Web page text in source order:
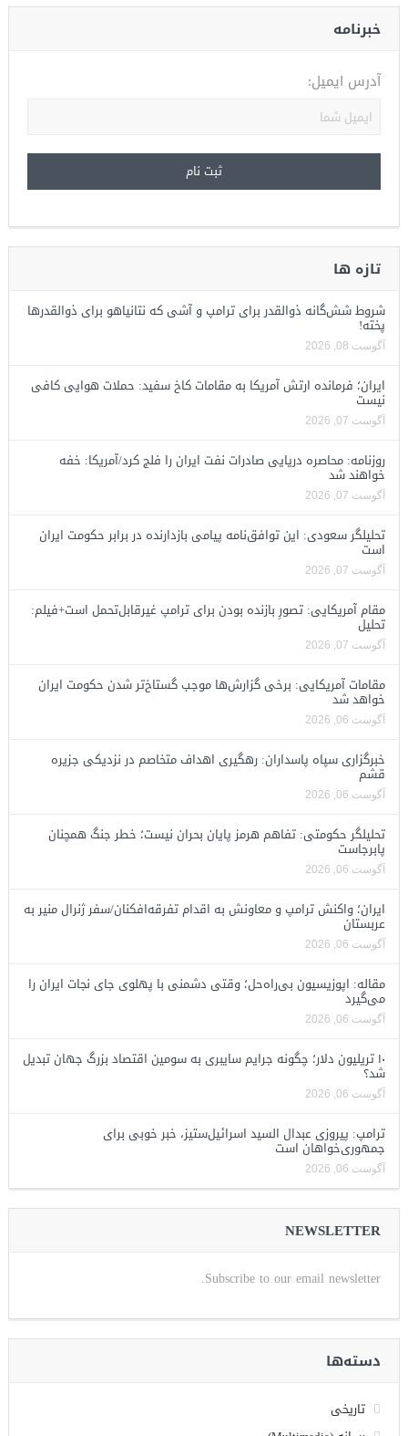
خبرنامه
آدرس ایمیل:
تازه ها
شروط شش‌گانه ذوالقدر برای ترامپ و آشی که نتانیاهو برای ذوالقدرها
پخته!
آگوست 08, 2026
ایران؛ فرمانده ارتش آمریکا به مقامات کاخ سفید: حملات هوایی کافی
نیست
آگوست 07, 2026
روزنامه: محاصره دریایی صادرات نفت ایران را فلج کرد/آمریکا: خفه
خواهند شد
آگوست 07, 2026
تحلیلگر سعودی: این توافق‌نامه پیامی بازدارنده در برابر حکومت ایران
است
آگوست 07, 2026
مقام آمریکایی: تصورِ بازنده بودن برای ترامپ غیرقابل‌تحمل است+فیلم:
تحلیل
آگوست 07, 2026
مقامات آمریکایی: برخی گزارش‌ها موجب گستاخ‌تر شدن حکومت ایران
خواهد شد
آگوست 06, 2026
خبرگزاری سپاه پاسداران: رهگیری اهداف متخاصم در نزدیکی جزیره
قشم
آگوست 06, 2026
تحلیلگر حکومتی: تفاهم هرمز پایان بحران نیست؛ خطر جنگ همچنان
پابرجاست
آگوست 06, 2026
ایران؛ واکنش ترامپ و معاونش به اقدام تفرقه‌افکنان/سفر ژنرال منیر به
عربستان
آگوست 06, 2026
مقاله: اپوزیسیون بی‌راه‌حل؛ وقتی دشمنی با پهلوی جای نجات ایران را
می‌گیرد
آگوست 06, 2026
۱۰ تریلیون دلار؛ چگونه جرایم سایبری به سومین اقتصاد بزرگ جهان تبدیل
شد؟
آگوست 06, 2026
ترامپ: پیروزی عبدال السید اسرائیل‌ستیز، خبر خوبی برای
جمهوری‌خواهان است
آگوست 06, 2026
NEWSLETTER
Subscribe to our email newsletter.
دسته‌ها
تاریخی